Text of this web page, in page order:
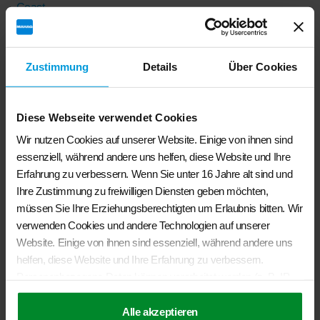
Zustimmung Details Über Cookies
Diese Webseite verwendet Cookies
Wir nutzen Cookies auf unserer Website. Einige von ihnen sind
essenziell, während andere uns helfen, diese Website und Ihre
Erfahrung zu verbessern. Wenn Sie unter 16 Jahre alt sind und
Ihre Zustimmung zu freiwilligen Diensten geben möchten,
müssen Sie Ihre Erziehungsberechtigten um Erlaubnis bitten. Wir
verwenden Cookies und andere Technologien auf unserer
Website. Einige von ihnen sind essenziell, während andere uns
helfen, diese Website und Ihre Erfahrung zu verbessern.
Adressen), z. B. für personalisierte Anzeigen und Inhalte oder
Anzeigen- und Inhaltsmessung. Weitere Informationen über die
Alle akzeptieren
Beach) für den Heckladeraum Design "Palladium"
Ähnliche Produkte